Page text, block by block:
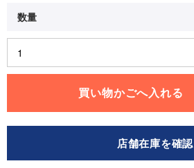
店舗在庫を確認